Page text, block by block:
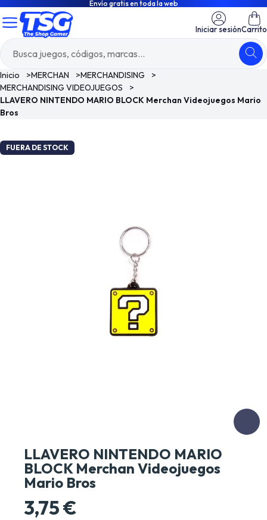
Envío gratis en toda la web
Iniciar sesiónCarrito
Inicio >MERCHAN >MERCHANDISING
>
MERCHANDISING VIDEOJUEGOS
>
LLAVERO NINTENDO MARIO BLOCK Merchan Videojuegos Mario
Bros
FUERA DE STOCK
LLAVERO NINTENDO MARIO
BLOCK Merchan Videojuegos
Mario Bros
3,75 €